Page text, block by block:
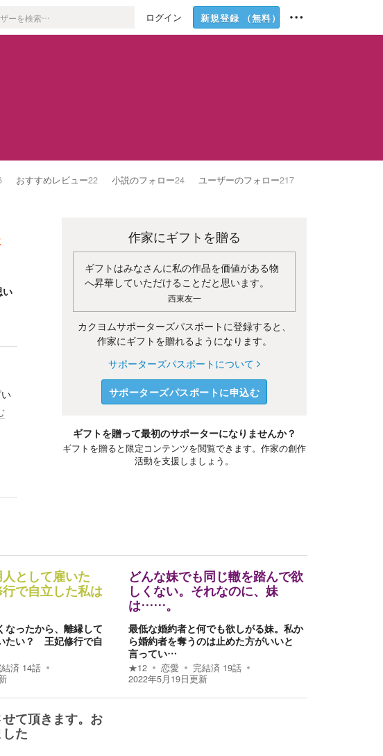
ログイン 新規登録 （無料）
おすすめレビュー22 小説のフォロー24 ユーザーのフォロー217
い
作家にギフトを贈る
ギフトはみなさんに私の作品を価値がある物
へ昇華していただけることだと思います。
西東友一
カクヨムサポーターズパスポートに登録すると、
作家にギフトを贈れるようになります。
サポーターズパスポートについて
サポーターズパスポートに申込む
ギフトを贈って最初のサポーターになりませんか？
ギフトを贈ると限定コンテンツを閲覧できます。作家の創作
活動を支援しましょう。
として雇いた
で自立した私は
なったから、離縁して
たい？ 王妃修行で自
済 14話
どんな妹でも同じ轍を踏んで欲
しくない。それなのに、妹
は……。
最低な婚約者と何でも欲しがる妹。私か
ら婚約者を奪うのは止めた方がいいと
言ってい…
★12 恋愛 完結済 19話
2022年5月19日更新
て頂きます。お
た